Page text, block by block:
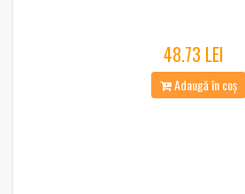
48.73 LEI
Adaugă în coș